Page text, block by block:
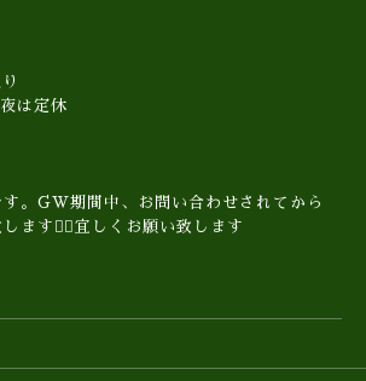
は定休
。GW期間中、お問い合わせされてから
ます🙇‍♀️宜しくお願い致します